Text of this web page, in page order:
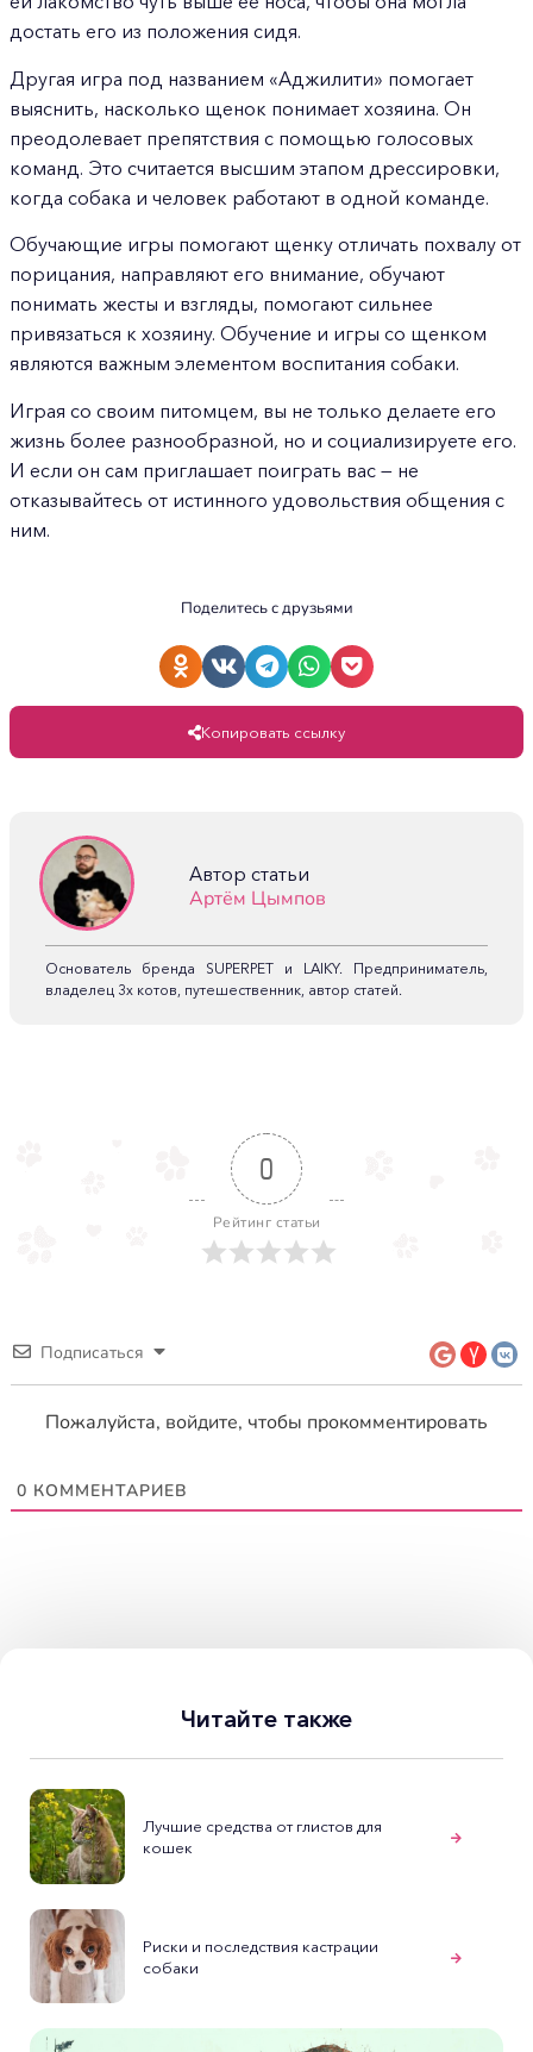
достать его из положения сидя.
Другая игра под названием «Аджилити» помогает
выяснить, насколько щенок понимает хозяина. Он
преодолевает препятствия с помощью голосовых
команд. Это считается высшим этапом дрессировки,
когда собака и человек работают в одной команде.
Обучающие игры помогают щенку отличать похвалу от
порицания, направляют его внимание, обучают
понимать жесты и взгляды, помогают сильнее
привязаться к хозяину. Обучение и игры со щенком
являются важным элементом воспитания собаки.
Играя со своим питомцем, вы не только делаете его
жизнь более разнообразной, но и социализируете его.
И если он сам приглашает поиграть вас — не
отказывайтесь от истинного удовольствия общения с
ним.
Поделитесь с друзьями
Копировать ссылку
Автор статьи
Артём Цымпов
Основатель бренда SUPERPET и LAIKY. Предприниматель,
владелец 3х котов, путешественник, автор статей.
0
Рейтинг статьи
Подписаться
Пожалуйста, войдите, чтобы прокомментировать
0 КОММЕНТАРИЕВ
Читайте также
Лучшие средства от глистов для
кошек
Риски и последствия кастрации
собаки